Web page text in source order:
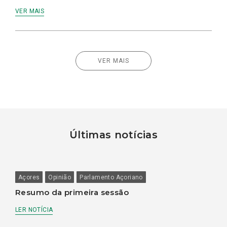
VER MAIS
VER MAIS
Últimas notícias
Açores Opinião Parlamento Açoriano
Resumo da primeira sessão
LER NOTÍCIA